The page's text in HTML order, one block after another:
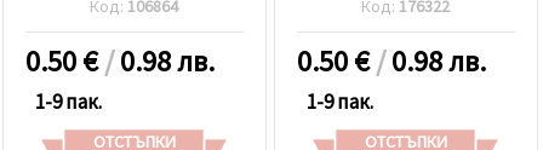
Код: 106864
0.50€/0.98 лв.
1-9 пак.
ОТСТЪПКИ
сребро -2 броя
Код: 176322
0.50€/0.98 лв.
1-9 пак.
ОТСТЪПКИ